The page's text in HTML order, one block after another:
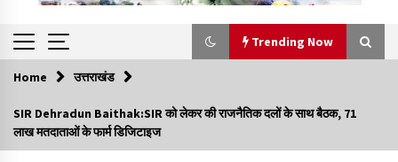
Trending Now
Trending Now
Minorities Rights Day : विश्व अल्पसंख्यक अधिकार दिवस
कार्यक्रम में शामिल हुए सीएम,आधुनिक मदरसों का नाम अब्दुल कलाम के नाम
Home उत्तराखंड
SIR Dehradun Baithak:SIR को लेकर की राजनैतिक दलों के साथ बैठक, 71
लाख मतदाताओं के फार्म डिजिटाइज